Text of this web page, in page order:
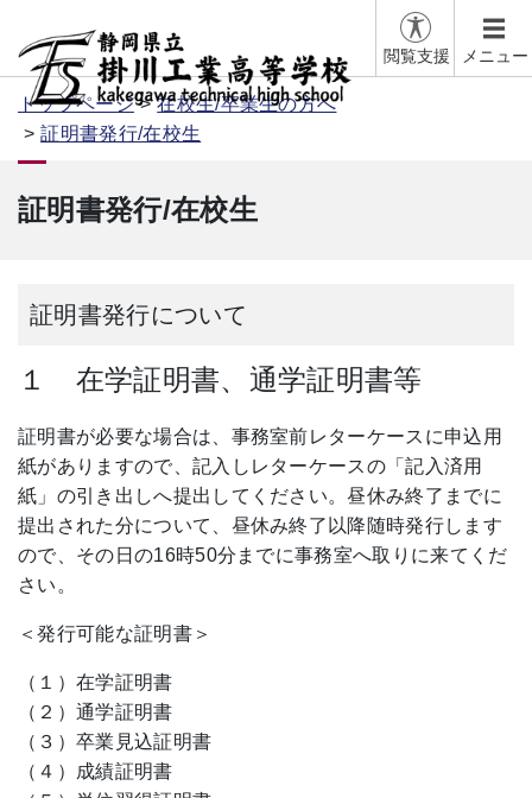
閲覧支援 メニュー
トップページ
在校生/卒業生の方へ
証明書発行/在校生
証明書発行/在校生
証明書発行について
１ 在学証明書、通学証明書等
証明書が必要な場合は、事務室前レターケースに申込用
紙がありますので、記入しレターケースの「記入済用
紙」の引き出しへ提出してください。昼休み終了までに
提出された分について、昼休み終了以降随時発行します
ので、その日の16時50分までに事務室へ取りに来てくだ
さい。
＜発行可能な証明書＞
（１）在学証明書
（２）通学証明書
（３）卒業見込証明書
（４）成績証明書